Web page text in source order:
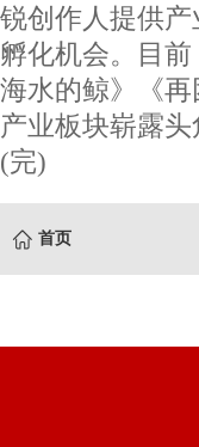
锐创作人提供
孵化机会。目
海水的鲸》《
产业板块崭露
(完)
首页